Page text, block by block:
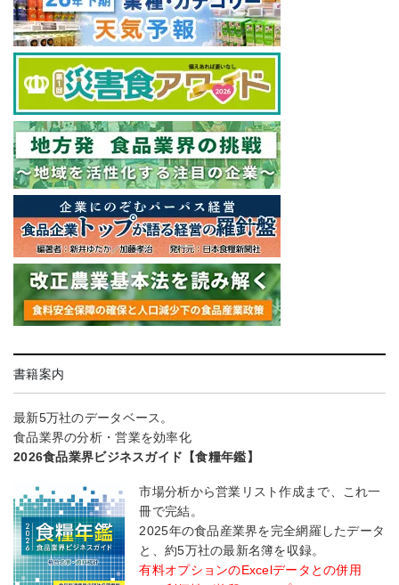
書籍案内
最新5万社のデータベース。
食品業界の分析・営業を効率化
2026食品業界ビジネスガイド【食糧年鑑】
市場分析から営業リスト作成まで、これ一
冊で完結。
2025年の食品産業界を完全網羅したデータ
と、約5万社の最新名簿を収録。
有料オプションのExcelデータとの併用